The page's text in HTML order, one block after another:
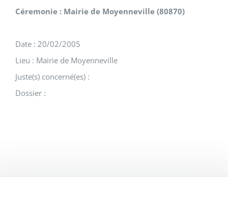
Céremonie : Mairie de Moyenneville (80870)
Date : 20/02/2005
Lieu : Mairie de Moyenneville
Juste(s) concerné(es) :
Dossier :